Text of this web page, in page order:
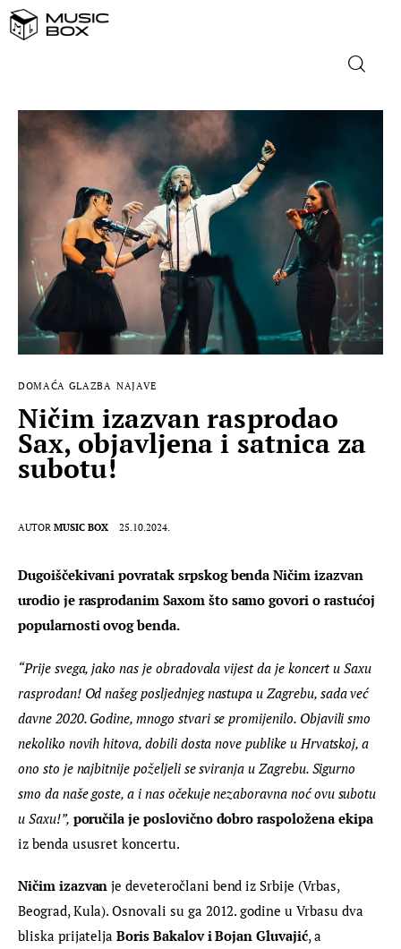
NASLOVNICA
DOMAĆA GLAZBA
STRANA GLAZBA
FILM
MUSIC BOX
DOMAĆA GLAZBA NAJAVE
Ničim izazvan rasprodao
Sax, objavljena i satnica za
subotu!
AUTOR MUSIC BOX 25.10.2024.
Dugoiščekivani povratak srpskog benda Ničim izazvan
urodio je rasprodanim Saxom što samo govori o rastućoj
popularnosti ovog benda.
“Prije svega, jako nas je obradovala vijest da je koncert u Saxu
rasprodan! Od našeg posljednjeg nastupa u Zagrebu, sada već
davne 2020. Godine, mnogo stvari se promijenilo. Objavili smo
nekoliko novih hitova, dobili dosta nove publike u Hrvatskoj, a
ono sto je najbitnije poželjeli se sviranja u Zagrebu. Sigurno
smo da naše goste, a i nas očekuje nezaboravna noć ovu subotu
u Saxu!”, poručila je poslovično dobro raspoložena ekipa
iz benda ususret koncertu.
Ničim izazvan je deveteročlani bend iz Srbije (Vrbas,
Beograd, Kula). Osnovali su ga 2012. godine u Vrbasu dva
bliska prijatelja Boris Bakalov i Bojan Gluvajić, a